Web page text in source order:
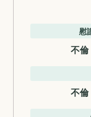
慰
不
不